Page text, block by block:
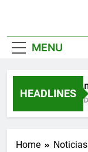
MENU
HEADLINES
1
Home
Noticias